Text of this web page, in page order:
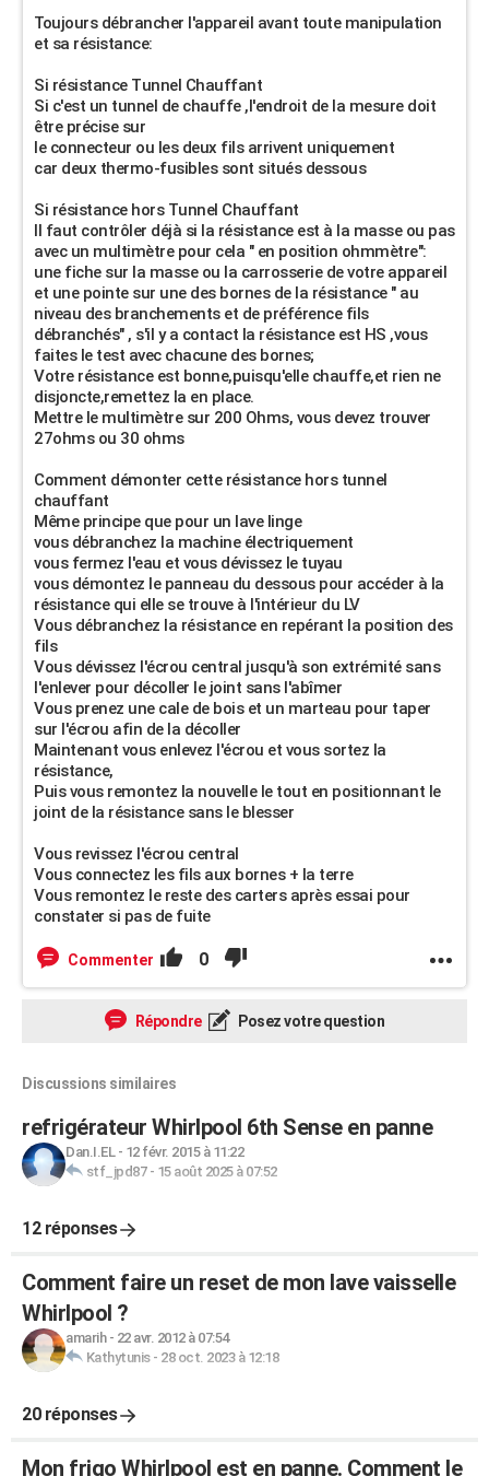
Toujours débrancher l'appareil avant toute manipulation
et sa résistance:
Si résistance Tunnel Chauffant
Si c'est un tunnel de chauffe ,l'endroit de la mesure doit
être précise sur
le connecteur ou les deux fils arrivent uniquement
car deux thermo-fusibles sont situés dessous
Si résistance hors Tunnel Chauffant
Il faut contrôler déjà si la résistance est à la masse ou pas
avec un multimètre pour cela " en position ohmmètre":
une fiche sur la masse ou la carrosserie de votre appareil
et une pointe sur une des bornes de la résistance " au
niveau des branchements et de préférence fils
débranchés" , s'il y a contact la résistance est HS ,vous
faites le test avec chacune des bornes;
Votre résistance est bonne,puisqu'elle chauffe,et rien ne
disjoncte,remettez la en place.
Mettre le multimètre sur 200 Ohms, vous devez trouver
27ohms ou 30 ohms
Comment démonter cette résistance hors tunnel
chauffant
Même principe que pour un lave linge
vous débranchez la machine électriquement
vous fermez l'eau et vous dévissez le tuyau
vous démontez le panneau du dessous pour accéder à la
résistance qui elle se trouve à l'intérieur du LV
Vous débranchez la résistance en repérant la position des
fils
Vous dévissez l'écrou central jusqu'à son extrémité sans
l'enlever pour décoller le joint sans l'abîmer
Vous prenez une cale de bois et un marteau pour taper
sur l'écrou afin de la décoller
Maintenant vous enlevez l'écrou et vous sortez la
résistance,
Puis vous remontez la nouvelle le tout en positionnant le
joint de la résistance sans le blesser
Vous revissez l'écrou central
Vous connectez les fils aux bornes + la terre
Vous remontez le reste des carters après essai pour
constater si pas de fuite
Commenter 0
Répondre Posez votre question
Discussions similaires
refrigérateur Whirlpool 6th Sense en panne
Dan.I.EL- 12 févr. 2015 à 11:22
stf_jpd87- 15 août 2025 à 07:52
12 réponses
Comment faire un reset de mon lave vaisselle
Whirlpool ?
amarih- 22 avr. 2012 à 07:54
Kathytunis- 28 oct. 2023 à 12:18
20 réponses
Mon frigo Whirlpool est en panne. Comment le